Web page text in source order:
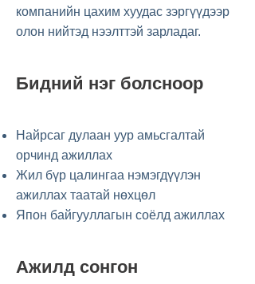
компанийн цахим хуудас зэргүүдээр
олон нийтэд нээлттэй зарладаг.
Бидний нэг болсноор
Найрсаг дулаан уур амьсгалтай
орчинд ажиллах
Жил бүр цалингаа нэмэгдүүлэн
ажиллах таатай нөхцөл
Япон байгууллагын соёлд ажиллах
Ажилд сонгон